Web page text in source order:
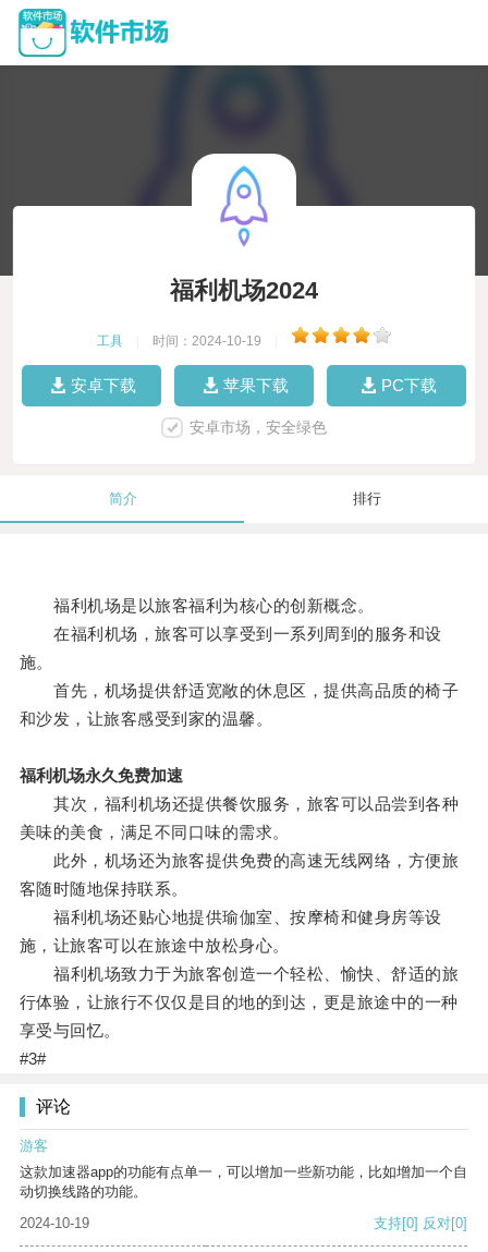
福利机场2024
工具 时间：2024-10-19
安卓下载 苹果下载 PC下载
安卓市场，安全绿色
简介 排行
福利机场是以旅客福利为核心的创新概念。
在福利机场，旅客可以享受到一系列周到的服务和设
施。
首先，机场提供舒适宽敞的休息区，提供高品质的椅子
和沙发，让旅客感受到家的温馨。
福利机场永久免费加速
其次，福利机场还提供餐饮服务，旅客可以品尝到各种
美味的美食，满足不同口味的需求。
此外，机场还为旅客提供免费的高速无线网络，方便旅
客随时随地保持联系。
福利机场还贴心地提供瑜伽室、按摩椅和健身房等设
施，让旅客可以在旅途中放松身心。
福利机场致力于为旅客创造一个轻松、愉快、舒适的旅
行体验，让旅行不仅仅是目的地的到达，更是旅途中的一种
享受与回忆。
#3#
评论
游客
这款加速器app的功能有点单一，可以增加一些新功能，比如增加一个自
动切换线路的功能。
2024-10-19
支持[0] 反对[0]